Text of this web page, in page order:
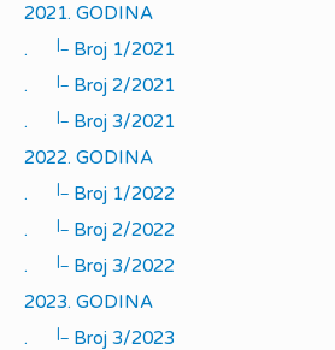
2021. GODINA
.
|_
Broj 1/2021
.
|_
Broj 2/2021
.
|_
Broj 3/2021
2022. GODINA
.
|_
Broj 1/2022
.
|_
Broj 2/2022
.
|_
Broj 3/2022
2023. GODINA
.
|_
Broj 3/2023